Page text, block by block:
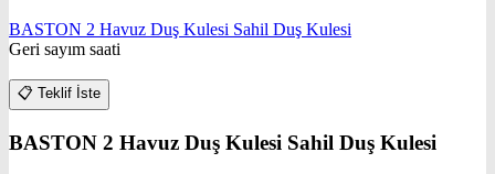
BASTON 2 Havuz Duş Kulesi Sahil Duş Kulesi
Geri sayım saati
📋 Teklif İste
BASTON 2 Havuz Duş Kulesi Sahil Duş Kulesi